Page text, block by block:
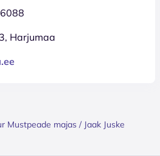
Harjumaa
Mustpeade majas / Jaak Juske